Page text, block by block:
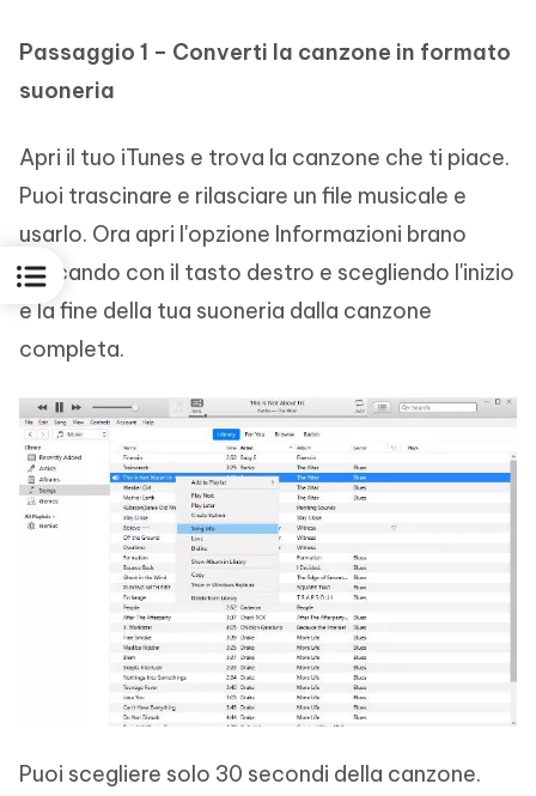
Passaggio 1 – Converti la canzone in formato
suoneria
Apri il tuo iTunes e trova la canzone che ti piace.
Puoi trascinare e rilasciare un file musicale e
usarlo. Ora apri l'opzione Informazioni brano
cliccando con il tasto destro e scegliendo l'inizio
e la fine della tua suoneria dalla canzone
completa.
Puoi scegliere solo 30 secondi della canzone.